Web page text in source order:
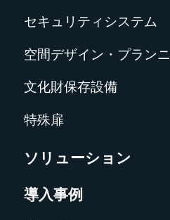
セキュリティシステム
空間デザイン・プラン
文化財保存設備
特殊扉
ソリューション
導入事例